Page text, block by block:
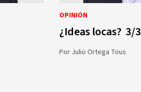
OPINIÓN
¿Ideas locas? 3/3
Por Julio Ortega Tous